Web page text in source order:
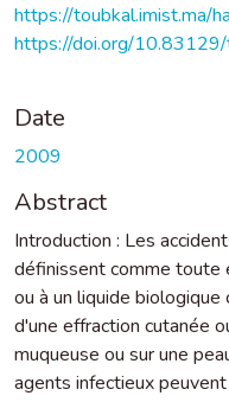
https://
https://doi.org/
Date
2009
Abstract
Introduction : Les
définissent comme toute
ou à un liquide biologique
d'une effraction cutanée
muqueuse ou sur une
agents infectieux